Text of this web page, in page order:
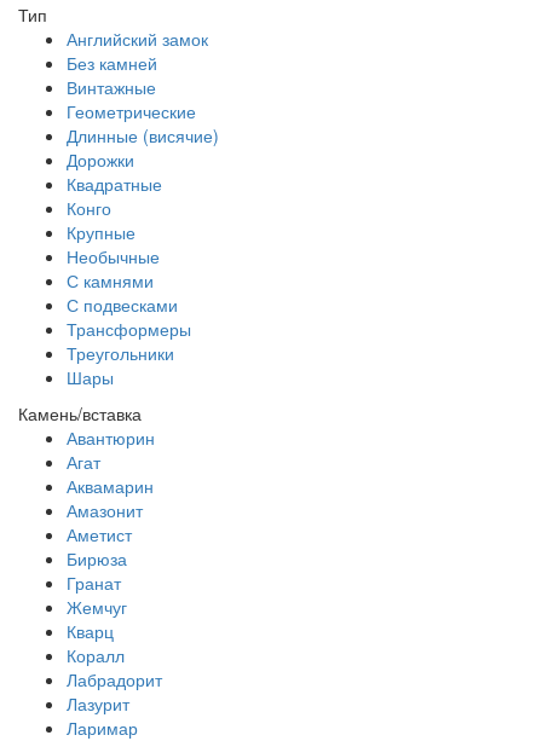
Тип
Английский замок
Без камней
Винтажные
Геометрические
Длинные (висячие)
Дорожки
Квадратные
Конго
Крупные
Необычные
С камнями
С подвесками
Трансформеры
Треугольники
Шары
Камень/вставка
Авантюрин
Агат
Аквамарин
Амазонит
Аметист
Бирюза
Гранат
Жемчуг
Кварц
Коралл
Лабрадорит
Лазурит
Ларимар